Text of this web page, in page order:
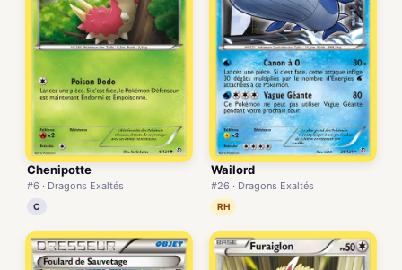
Chenipotte
#6 · Dragons Exaltés
C
Wailord
#26 · Dragons Exaltés
RH